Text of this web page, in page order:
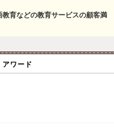
教育などの教育サービスの顧客満
アワード